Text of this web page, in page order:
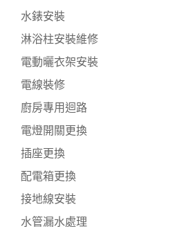
水錶安裝
淋浴柱安裝維修
電動曬衣架安裝
電線裝修
廚房專用迴路
電燈開關更換
插座更換
配電箱更換
接地線安裝
水管漏水處理